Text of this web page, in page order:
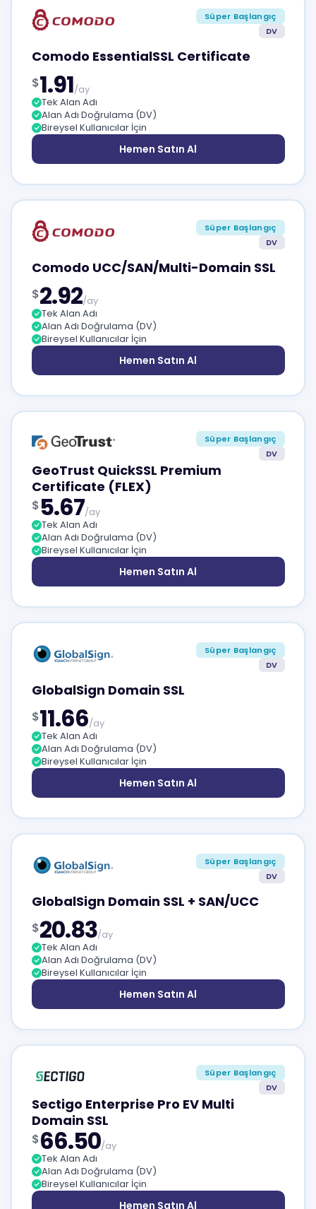
Süper Başlangıç
DV
Comodo EssentialSSL Certificate
$1.91/ay
Tek Alan Adı
Alan Adı Doğrulama (DV)
Bireysel Kullanıcılar İçin
Hemen Satın Al
Süper Başlangıç
DV
Comodo UCC/SAN/Multi-Domain SSL
$2.92/ay
Tek Alan Adı
Alan Adı Doğrulama (DV)
Bireysel Kullanıcılar İçin
Hemen Satın Al
Süper Başlangıç
DV
GeoTrust QuickSSL Premium
Certificate (FLEX)
$5.67/ay
Tek Alan Adı
Alan Adı Doğrulama (DV)
Bireysel Kullanıcılar İçin
Hemen Satın Al
Süper Başlangıç
DV
GlobalSign Domain SSL
$11.66/ay
Tek Alan Adı
Alan Adı Doğrulama (DV)
Bireysel Kullanıcılar İçin
Hemen Satın Al
Süper Başlangıç
DV
GlobalSign Domain SSL + SAN/UCC
$20.83/ay
Tek Alan Adı
Alan Adı Doğrulama (DV)
Bireysel Kullanıcılar İçin
Hemen Satın Al
Süper Başlangıç
DV
Sectigo Enterprise Pro EV Multi
Domain SSL
$66.50/ay
Tek Alan Adı
Alan Adı Doğrulama (DV)
Bireysel Kullanıcılar İçin
Hemen Satın Al